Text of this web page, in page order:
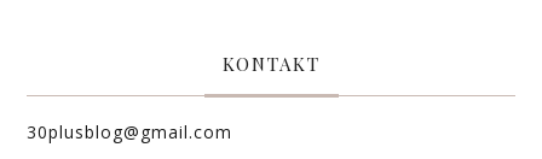
KONTAKT
30plusblog@gmail.com